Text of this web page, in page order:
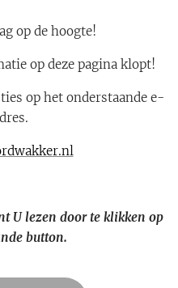
op de hoogte!
op deze pagina klopt!
op het onderstaande e-
U lezen door te klikken op
button.